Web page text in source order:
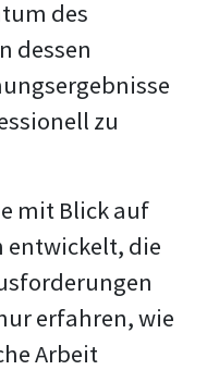
des
dessen
zu
mit Blick auf
entwickelt, die
erfahren, wie
Arbeit